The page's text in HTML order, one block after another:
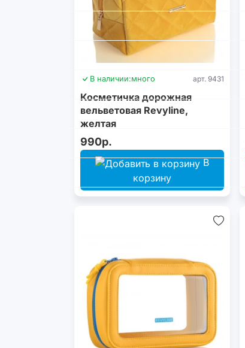
В наличии:много арт. 9431
Косметичка дорожная
вельветовая Revyline,
желтая
990р.
В
корзину